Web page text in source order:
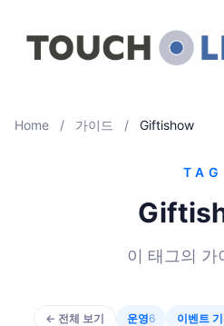
Home / 가이드 / Giftishow
TAG
이 태그의 가
← 전체 보기 운영6 이벤트